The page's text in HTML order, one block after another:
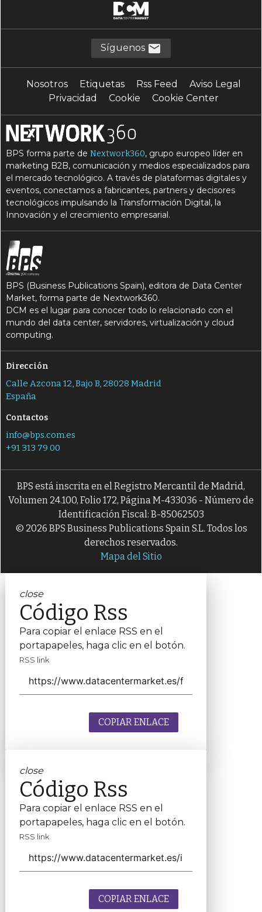
Síguenos
Nosotros Etiquetas Rss Feed
Aviso Legal
Privacidad
Cookie Cookie Center
BPS forma parte deNextwork360, grupo europeo líder en
marketing B2B, comunicación y medios especializados para
el mercado tecnológico. A través de plataformas digitales y
eventos, conectamos a fabricantes, partners y decisores
tecnológicos impulsando la Transformación Digital, la
Innovación y el crecimiento empresarial.
BPS (Business Publications Spain), editora de Data Center
Market, forma parte de Nextwork360.
DCM es el lugar para conocer todo lo relacionado con el
mundo del data center, servidores, virtualización y cloud
computing.
Dirección
Calle Azcona 12, Bajo B, 28028 Madrid
España
Contactos
info@bps.com.es
+91 313 79 00
BPS está inscrita en el Registro Mercantil de Madrid,
Volumen 24.100, Folio 172, Página M-433036 - Número de
Identificación Fiscal: B-85062503
© 2026 BPS Business Publications Spain S.L. Todos los
derechos reservados.
Mapa del Sitio
close
Código Rss
Para copiar el enlace RSS en el
portapapeles, haga clic en el botón.
RSS link
COPIAR ENLACE
close
Código Rss
Para copiar el enlace RSS en el
portapapeles, haga clic en el botón.
RSS link
COPIAR ENLACE